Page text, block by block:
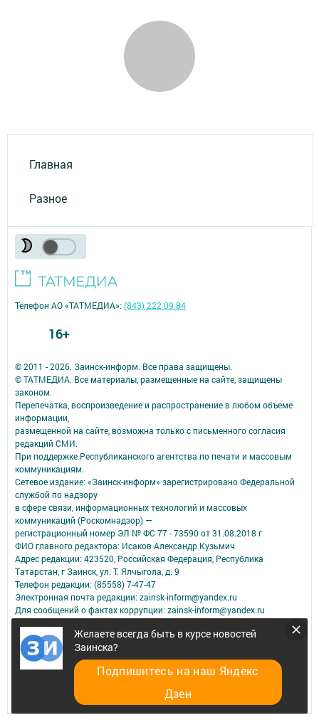
Главная
Разное
Желаете всегда быть в курсе новостей
Заинска?
Подпишитесь на наш Яндекс
Дзен
© 2011 - 2026. Заинск-информ. Все права защищены.
© ТАТМЕДИА. Все материалы, размещенные на сайте, защищены
законом.
Перепечатка, воспроизведение и распространение в любом объеме
информации,
размещенной на сайте, возможна только с письменного согласия
редакций СМИ.
При поддержке Республиканского агентства по печати и массовым
коммуникациям.
Сетевое издание: «Заинск-информ» зарегистрировано Федеральной
службой по надзору
в сфере связи, информационных технологий и массовых
коммуникаций (Роскомнадзор) —
регистрационный номер ЭЛ № ФС 77 - 73590 от 31.08.2018 г
ФИО главного редактора: Исаков Александр Кузьмич
Адрес редакции: 423520, Российская Федерация, Республика
Татарстан, г Заинск, ул. Т. Ялчыгола, д. 9
Телефон редакции: (85558) 7-47-47
Электронная почта редакции: zainsk-inform@yandex.ru
Для сообщений о фактах коррупции: zainsk-inform@yandex.ru
Антикоррупционная политика
АО «ТАТМЕДИА» использует «cookie»для персонализации сервисов и
удобства пользователей сайтом.
Политика конфиденциальности
Телефон АО «ТАТМЕДИА»:(843) 222 09 84
16+